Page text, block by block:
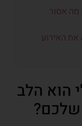
מה אסור
את האירוע
הוא הלב